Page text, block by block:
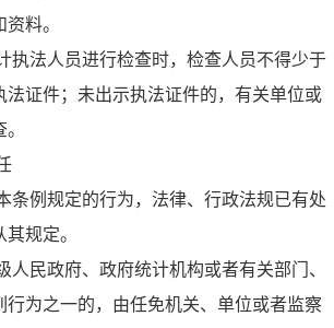
料。
执法人员进行检查时，检查人员不得少于
法证件；未出示执法证件的，有关单位或
条例规定的行为，法律、行政法规已有处
规定。
人民政府、政府统计机构或者有关部门、
行为之一的，由任免机关、单位或者监察